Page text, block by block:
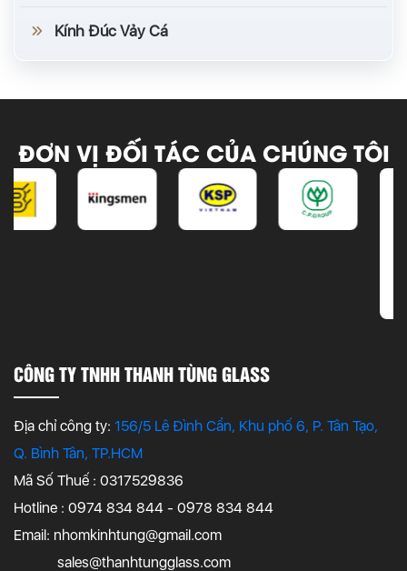
Kính Đúc Vảy Cá
ĐƠN VỊ ĐỐI TÁC CỦA CHÚNG TÔI
CÔNG TY TNHH THANH TÙNG GLASS
Địa chỉ công ty: 156/5 Lê Đình Cẩn, Khu phố 6, P. Tân Tạo,
Q. Bình Tân, TP.HCM
Mã Số Thuế : 0317529836
Hotline : 0974 834 844 - 0978 834 844
Email: nhomkinhtung@gmail.com
sales@thanhtungglass.com